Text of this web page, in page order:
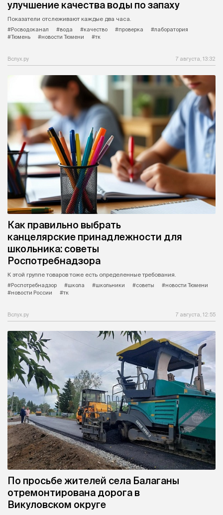
улучшение качества воды по запаху
Показатели отслеживают каждые два часа.
#Росводоканал
#вода #качество #проверка
#лаборатория
#Тюмень
#новости Тюмени #тк
Вслух.ру 7 августа, 13:32
Как правильно выбрать
канцелярские принадлежности для
школьника: советы
Роспотребнадзора
К этой группе товаров тоже есть определенные требования.
#Роспотребнадзор
#школа #школьники #советы
#новости Тюмени
#новости России
#тк
Вслух.ру 7 августа, 12:55
По просьбе жителей села Балаганы
отремонтирована дорога в
Викуловском округе